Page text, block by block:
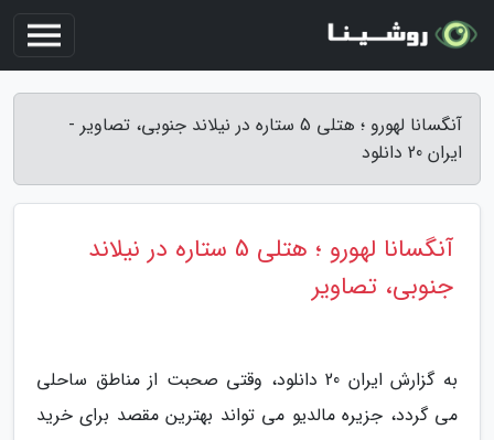
آنگسانا لهورو ؛ هتلی 5 ستاره در نیلاند جنوبی، تصاویر -
ایران 20 دانلود
آنگسانا لهورو ؛ هتلی 5 ستاره در نیلاند
جنوبی، تصاویر
به گزارش ایران 20 دانلود، وقتی صحبت از مناطق ساحلی
می گردد، جزیره مالدیو می تواند بهترین مقصد برای خرید